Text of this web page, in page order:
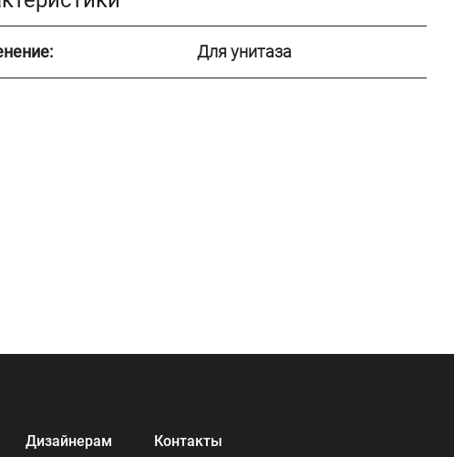
Для унитаза
Дизайнерам Контакты